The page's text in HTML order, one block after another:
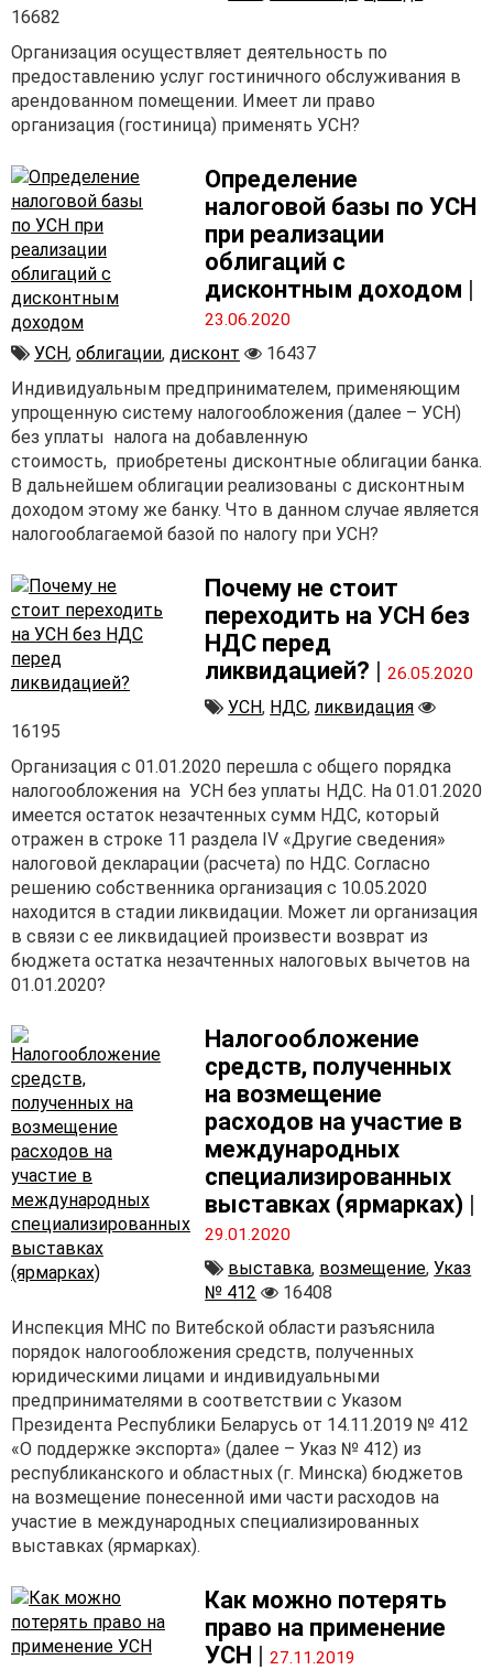
16682
Организация осуществляет деятельность по
предоставлению услуг гостиничного обслуживания в
арендованном помещении. Имеет ли право
организация (гостиница) применять УСН?
Определение
налоговой базы по УСН
при реализации
облигаций с
дисконтным доходом |
23.06.2020
УСН, облигации, дисконт
16437
Индивидуальным предпринимателем, применяющим
упрощенную систему налогообложения (далее – УСН)
без уплаты налога на добавленную
стоимость, приобретены дисконтные облигации банка.
В дальнейшем облигации реализованы с дисконтным
доходом этому же банку. Что в данном случае является
налогооблагаемой базой по налогу при УСН?
Почему не стоит
переходить на УСН без
НДС перед
ликвидацией? |26.05.2020
УСН, НДС,ликвидация
16195
Организация с 01.01.2020 перешла с общего порядка
налогообложения на УСН без уплаты НДС. На 01.01.2020
имеется остаток незачтенных сумм НДС, который
отражен в строке 11 раздела IV «Другие сведения»
налоговой декларации (расчета) по НДС. Согласно
решению собственника организация с 10.05.2020
находится в стадии ликвидации. Может ли организация
в связи с ее ликвидацией произвести возврат из
бюджета остатка незачтенных налоговых вычетов на
01.01.2020?
Налогообложение
средств, полученных
на возмещение
расходов на участие в
международных
специализированных
выставках (ярмарках) |
29.01.2020
выставка, возмещение,Указ
№ 412
16408
Инспекция МНС по Витебской области разъяснила
порядок налогообложения средств, полученных
юридическими лицами и индивидуальными
предпринимателями в соответствии с Указом
Президента Республики Беларусь от 14.11.2019 № 412
«О поддержке экспорта» (далее – Указ № 412) из
республиканского и областных (г. Минска) бюджетов
на возмещение понесенной ими части расходов на
участие в международных специализированных
выставках (ярмарках).
Как можно потерять
право на применение
УСН |27.11.2019